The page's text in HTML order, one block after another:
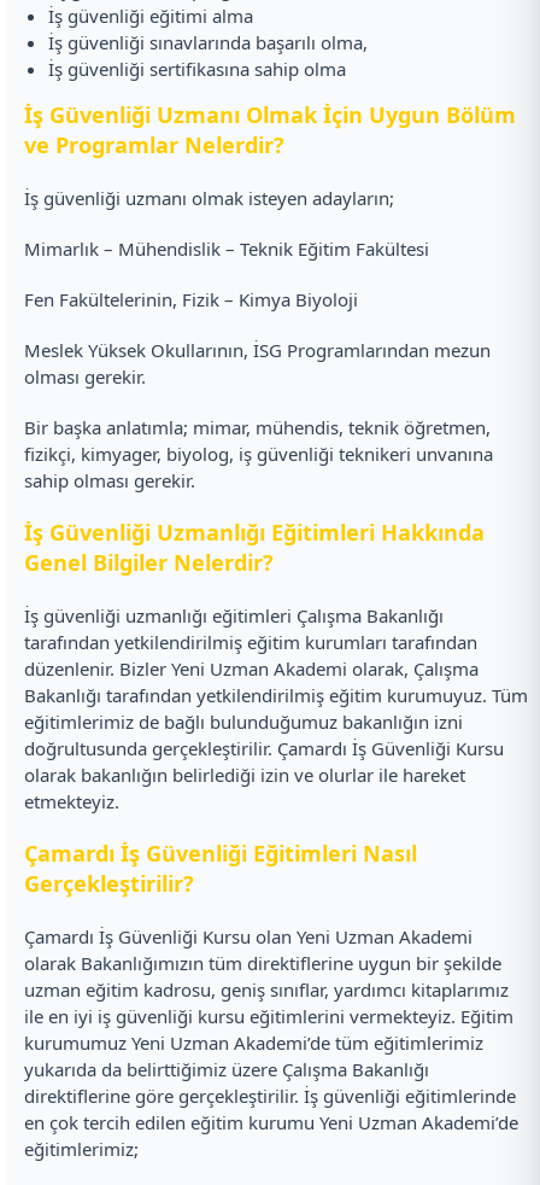
İş güvenliği eğitimi alma
İş güvenliği sınavlarında başarılı olma,
İş güvenliği sertifikasına sahip olma
İş Güvenliği Uzmanı Olmak İçin Uygun Bölüm
ve Programlar Nelerdir?
İş güvenliği uzmanı olmak isteyen adayların;
Mimarlık – Mühendislik – Teknik Eğitim Fakültesi
Fen Fakültelerinin, Fizik – Kimya Biyoloji
Meslek Yüksek Okullarının, İSG Programlarından mezun
olması gerekir.
Bir başka anlatımla; mimar, mühendis, teknik öğretmen,
fizikçi, kimyager, biyolog, iş güvenliği teknikeri unvanına
sahip olması gerekir.
İş Güvenliği Uzmanlığı Eğitimleri Hakkında
Genel Bilgiler Nelerdir?
İş güvenliği uzmanlığı eğitimleri Çalışma Bakanlığı
tarafından yetkilendirilmiş eğitim kurumları tarafından
düzenlenir. Bizler Yeni Uzman Akademi olarak, Çalışma
Bakanlığı tarafından yetkilendirilmiş eğitim kurumuyuz. Tüm
eğitimlerimiz de bağlı bulunduğumuz bakanlığın izni
doğrultusunda gerçekleştirilir. Çamardı İş Güvenliği Kursu
olarak bakanlığın belirlediği izin ve olurlar ile hareket
etmekteyiz.
Çamardı İş Güvenliği Eğitimleri Nasıl
Gerçekleştirilir?
Çamardı İş Güvenliği Kursu olan Yeni Uzman Akademi
olarak Bakanlığımızın tüm direktiflerine uygun bir şekilde
uzman eğitim kadrosu, geniş sınıflar, yardımcı kitaplarımız
ile en iyi iş güvenliği kursu eğitimlerini vermekteyiz. Eğitim
kurumumuz Yeni Uzman Akademi’de tüm eğitimlerimiz
yukarıda da belirttiğimiz üzere Çalışma Bakanlığı
direktiflerine göre gerçekleştirilir. İş güvenliği eğitimlerinde
en çok tercih edilen eğitim kurumu Yeni Uzman Akademi’de
eğitimlerimiz;